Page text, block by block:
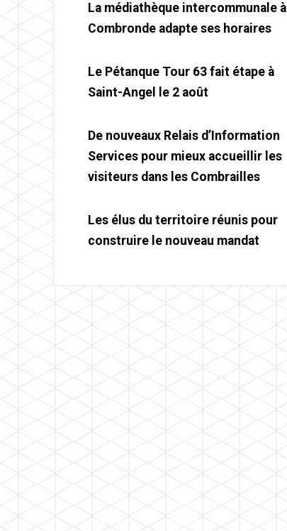
La médiathèque intercommunale à
Combronde adapte ses horaires
Le Pétanque Tour 63 fait étape à
Saint-Angel le 2 août
De nouveaux Relais d’Information
Services pour mieux accueillir les
visiteurs dans les Combrailles
Les élus du territoire réunis pour
construire le nouveau mandat